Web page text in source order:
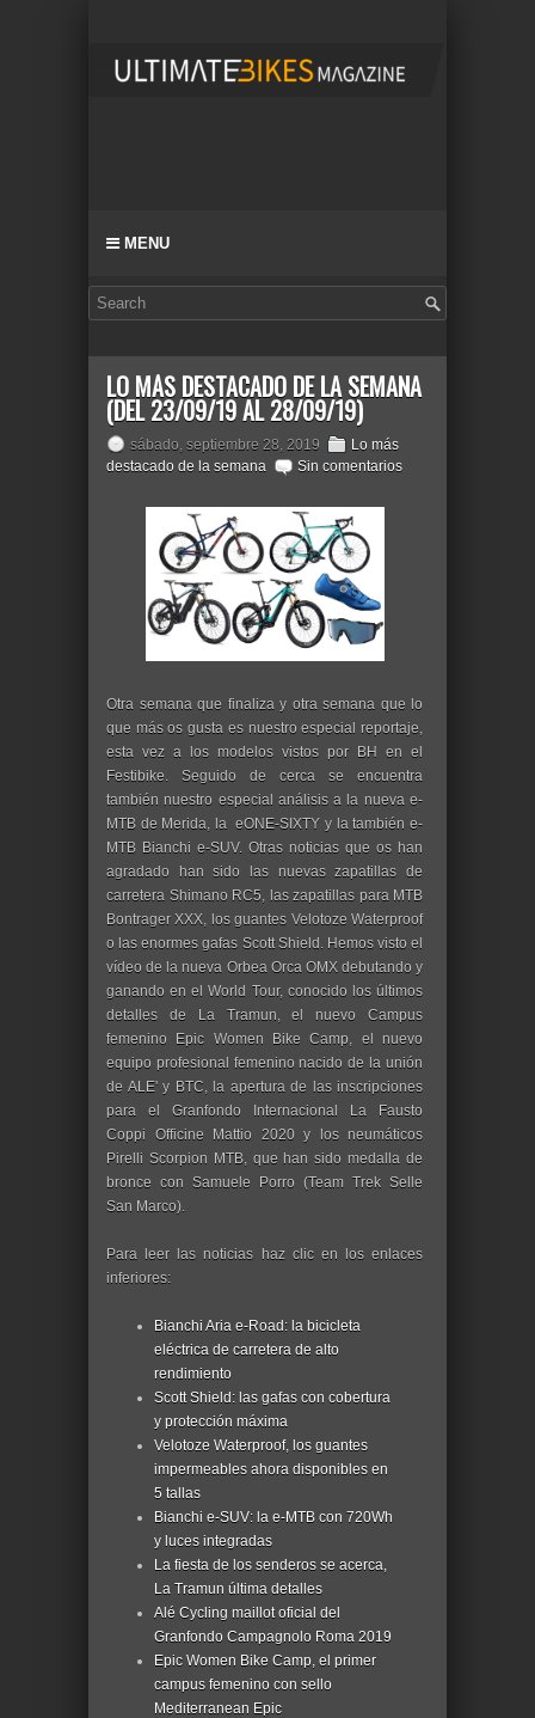
MENU
LO MÁS DESTACADO DE LA SEMANA
(DEL 23/09/19 AL 28/09/19)
sábado, septiembre 28, 2019
Lo más
destacado de la semana
Sin comentarios
Otra semana que finaliza y otra semana que lo
que más os gusta es nuestro especial reportaje,
esta vez a los modelos vistos por BH en el
Festibike. Seguido de cerca se encuentra
también nuestro especial análisis a la nueva e-
MTB de Merida, la eONE-SIXTY y la también e-
MTB Bianchi e-SUV. Otras noticias que os han
agradado han sido las nuevas zapatillas de
carretera Shimano RC5, las zapatillas para MTB
Bontrager XXX, los guantes Velotoze Waterproof
o las enormes gafas Scott Shield. Hemos visto el
vídeo de la nueva Orbea Orca OMX debutando y
ganando en el World Tour, conocido los últimos
detalles de La Tramun, el nuevo Campus
femenino Epic Women Bike Camp, el nuevo
equipo profesional femenino nacido de la unión
de ALE' y BTC, la apertura de las inscripciones
para el Granfondo Internacional La Fausto
Coppi Officine Mattio 2020 y los neumáticos
Pirelli Scorpion MTB, que han sido medalla de
bronce con Samuele Porro (Team Trek Selle
San Marco).
Para leer las noticias haz clic en los enlaces
inferiores:
Bianchi Aria e-Road: la bicicleta
eléctrica de carretera de alto
rendimiento
Scott Shield: las gafas con cobertura
y protección máxima
Velotoze Waterproof, los guantes
impermeables ahora disponibles en
5 tallas
Bianchi e-SUV: la e-MTB con 720Wh
y luces integradas
La fiesta de los senderos se acerca,
La Tramun última detalles
Alé Cycling maillot oficial del
Granfondo Campagnolo Roma 2019
Epic Women Bike Camp, el primer
campus femenino con sello
Mediterranean Epic